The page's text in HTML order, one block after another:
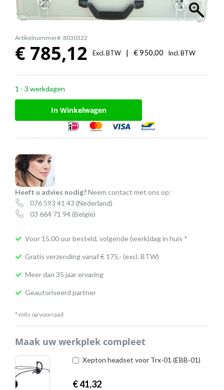
Artikelnummer#: 8030322
€ 785,12 Excl. BTW | €950,00 Incl. BTW
1 - 3 werkdagen
Maak uw werkplek compleet
Xepton headset voor Trx-01 (EBB-01)
€41,32
In Winkelwagen
Heeft u advies nodig?Neem contact met ons op:
076 593 41 43 (Nederland)
03 664 71 94(België)
Voor 15.00 uur besteld, volgende (werk)dag in huis *
Gratis verzending vanaf € 175,- (excl. BTW)
Meer dan 35 jaar ervaring
Geautoriseerd partner
* mits op voorraad